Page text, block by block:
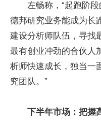
左畅称，“起跑阶
德邦研究业务能成为长
建设分析师队伍，寻找
最有创业冲劲的合伙人
析师快速成长，独当一
究团队。”
下半年市场：把握